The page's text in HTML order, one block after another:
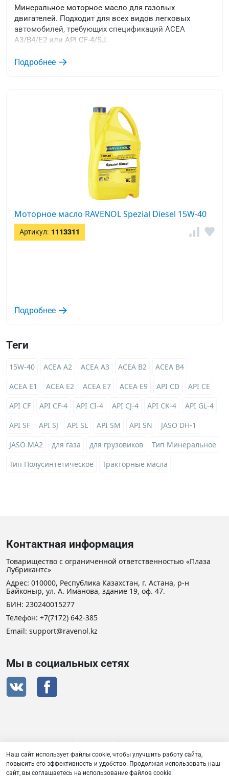
Теги
15W-40 ACEA A2 ACEA A3 ACEA B2
ACEA B4
ACEA E1
ACEA E2 ACEA E7 ACEA E9 API CD
API CE
API CF
API CF-4 API CI-4 API CJ-4 API CK-4
API GL-4
API SF
API SJ API SL API SM API SN
JASO DH-1
JASO MA2
для газа для грузовиков
Тип Минеральное
Тип Полусинтетическое
Тракторные масла
Минеральное моторное масло для газовых
двигателей. Подходит для всех видов легковых
автомобилей, требующих спецификаций ACEA
A3/B4/E2 или API CF-4/SJ.
Подробнее
Моторное масло RAVENOL Spezial Diesel 15W-40
Артикул: 1113311
Подробнее
Контактная информация
Товарищество с ограниченной ответственностью «Плаза
Лубрикантс»
Адрес: 010000, Республика Казахстан, г. Астана, р-н
Байконыр, ул. А. Иманова, здание 19, оф. 47.
БИН: 230240015277
Телефон: +7(7172) 642-385
Email: support@ravenol.kz
Мы в социальных сетях
Сертификат дистрибьютора RAVENOL
Наш сайт использует файлы cookie, чтобы улучшить работу сайта,
повысить его эффективность и удобство. Продолжая использовать наш
сайт, вы соглашаетесь на использование файлов cookie.